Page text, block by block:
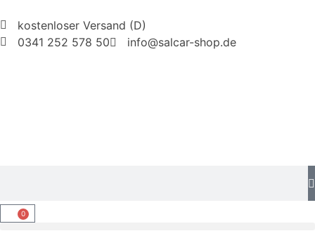
kostenloser Versand (D)
0341 252 578 50
info@salcar-shop.de
0